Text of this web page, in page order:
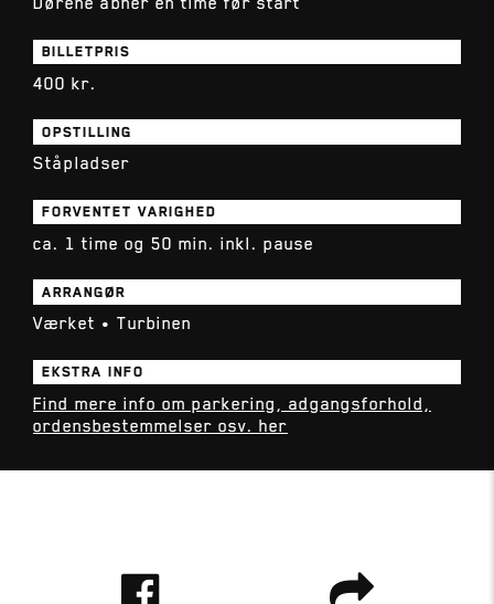
medicinskfagligt perspektiv. Det skal opleves. Vi
glæder os så meget til at samle tre-fire
generationer under samme tag og sammen med
jer skabe aftener, I sent vil glemme,” udtaler
doktor Geisling.
BILLETPRIS
400 kr.
OPSTILLING
Ståpladser
FORVENTET VARIGHED
ca. 1 time og 50 min. inkl. pause
ARRANGØR
Værket • Turbinen
EKSTRA INFO
Find mere info om parkering, adgangsforhold,
ordensbestemmelser osv. her